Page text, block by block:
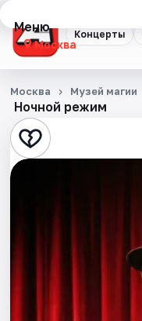
Концерты
Меню
Москва
Концерты
Театр
Стендап
Ночной режим
Москва Музей магии